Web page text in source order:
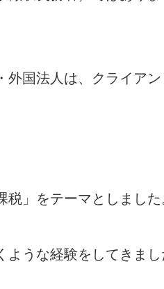
外国法人は、クライアン
税」をテーマとしまし
ような経験をしてきまし